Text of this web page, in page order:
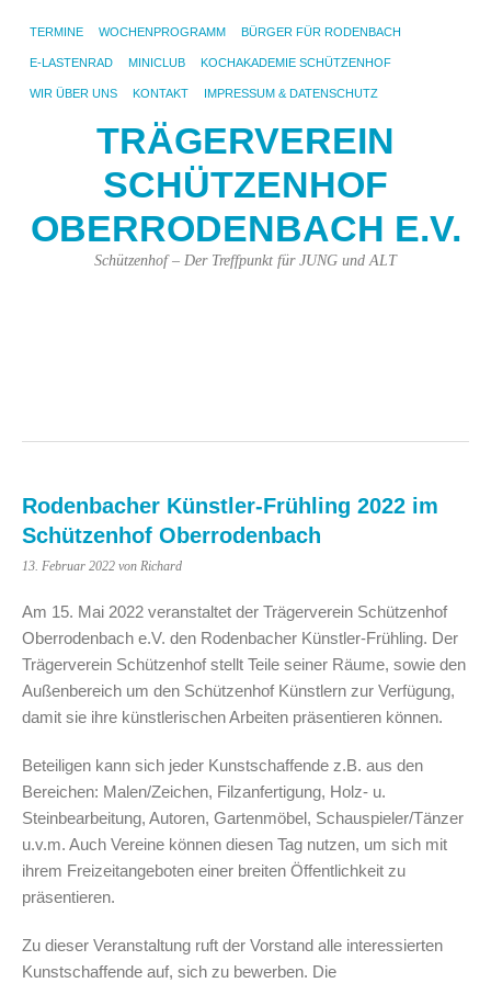
TERMINE WOCHENPROGRAMM BÜRGER FÜR RODENBACH
E-LASTENRAD MINICLUB KOCHAKADEMIE SCHÜTZENHOF
WIR ÜBER UNS KONTAKT IMPRESSUM & DATENSCHUTZ
TRÄGERVEREIN
SCHÜTZENHOF
OBERRODENBACH E.V.
Schützenhof – Der Treffpunkt für JUNG und ALT
Rodenbacher Künstler-Frühling 2022 im
Schützenhof Oberrodenbach
13. Februar 2022 von Richard
Am 15. Mai 2022 veranstaltet der Trägerverein Schützenhof
Oberrodenbach e.V. den Rodenbacher Künstler-Frühling. Der
Trägerverein Schützenhof stellt Teile seiner Räume, sowie den
Außenbereich um den Schützenhof Künstlern zur Verfügung,
damit sie ihre künstlerischen Arbeiten präsentieren können.
Beteiligen kann sich jeder Kunstschaffende z.B. aus den
Bereichen: Malen/Zeichen, Filzanfertigung, Holz- u.
Steinbearbeitung, Autoren, Gartenmöbel, Schauspieler/Tänzer
u.v.m. Auch Vereine können diesen Tag nutzen, um sich mit
ihrem Freizeitangeboten einer breiten Öffentlichkeit zu
präsentieren.
Zu dieser Veranstaltung ruft der Vorstand alle interessierten
Kunstschaffende auf, sich zu bewerben. Die